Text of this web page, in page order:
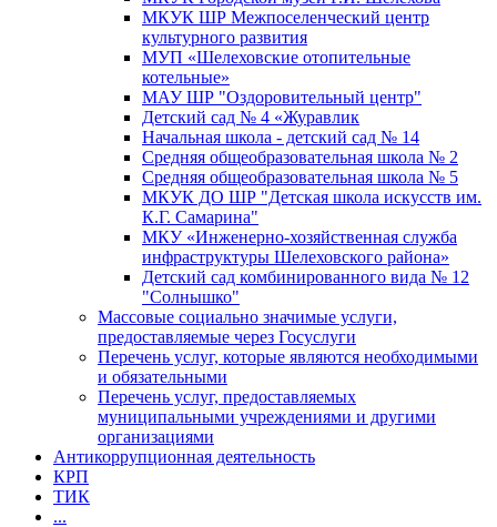
МКУК ШР Межпоселенческий центр
культурного развития
МУП «Шелеховские отопительные
котельные»
МАУ ШР "Оздоровительный центр"
Детский сад № 4 «Журавлик
Начальная школа - детский сад № 14
Средняя общеобразовательная школа № 2
Средняя общеобразовательная школа № 5
МКУК ДО ШР "Детская школа искусств им.
К.Г. Самарина"
МКУ «Инженерно-хозяйственная служба
инфраструктуры Шелеховского района»
Детский сад комбинированного вида № 12
"Солнышко"
Массовые социально значимые услуги,
предоставляемые через Госуслуги
Перечень услуг, которые являются необходимыми
и обязательными
Перечень услуг, предоставляемых
муниципальными учреждениями и другими
организациями
Антикоррупционная деятельность
КРП
ТИК
...